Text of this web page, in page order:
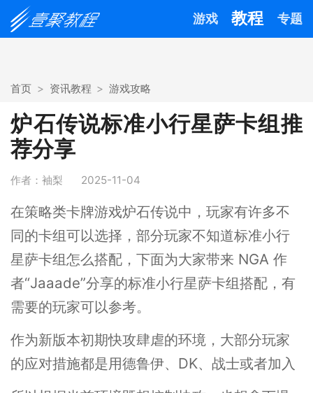
游戏 教程 专题
首页 资讯教程 游戏攻略
炉石传说标准小行星萨卡组推
荐分享
作者：袖梨 2025-11-04
在策略类卡牌游戏炉石传说中，玩家有许多不
同的卡组可以选择，部分玩家不知道标准小行
星萨卡组怎么搭配，下面为大家带来 NGA 作
者“Jaaade”分享的标准小行星萨卡组搭配，有
需要的玩家可以参考。
作为新版本初期快攻肆虐的环境，大部分玩家
的应对措施都是用德鲁伊、DK、战士或者加入